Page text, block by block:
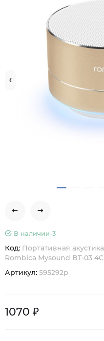
В наличии-3
Код: Портативная акустика
Rombica Mysound BT-03 4C
Артикул: 595292p
1070 ₽